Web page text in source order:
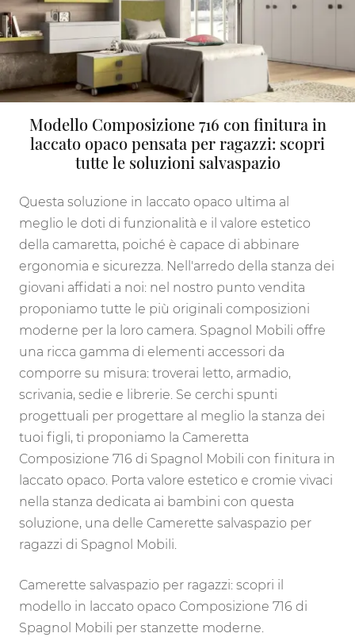
Camerette salvaspazio per ragazzi: scopri il
modello in laccato opaco Composizione 716 di
Spagnol Mobili per stanzette moderne.
Modello Composizione 716 con finitura in
laccato opaco pensata per ragazzi: scopri
tutte le soluzioni salvaspazio
Questa soluzione in laccato opaco ultima al
meglio le doti di funzionalità e il valore estetico
della camaretta, poiché è capace di abbinare
ergonomia e sicurezza. Nell'arredo della stanza dei
giovani affidati a noi: nel nostro punto vendita
proponiamo tutte le più originali composizioni
moderne per la loro camera. Spagnol Mobili offre
una ricca gamma di elementi accessori da
comporre su misura: troverai letto, armadio,
scrivania, sedie e librerie. Se cerchi spunti
progettuali per progettare al meglio la stanza dei
tuoi figli, ti proponiamo la Cameretta
Composizione 716 di Spagnol Mobili con finitura in
laccato opaco. Porta valore estetico e cromie vivaci
nella stanza dedicata ai bambini con questa
soluzione, una delle Camerette salvaspazio per
ragazzi di Spagnol Mobili.